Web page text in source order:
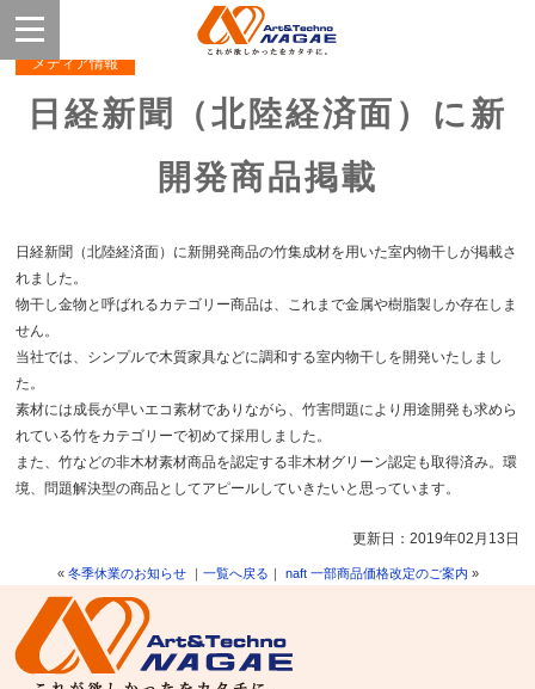
メディア情報
日経新聞（北陸経済面）に新
開発商品掲載
日経新聞（北陸経済面）に新開発商品の竹集成材を用いた室内物干しが掲載さ
れました。
物干し金物と呼ばれるカテゴリー商品は、これまで金属や樹脂製しか存在しま
せん。
当社では、シンプルで木質家具などに調和する室内物干しを開発いたしまし
た。
素材には成長が早いエコ素材でありながら、竹害問題により用途開発も求めら
れている竹をカテゴリーで初めて採用しました。
また、竹などの非木材素材商品を認定する非木材グリーン認定も取得済み。環
境、問題解決型の商品としてアピールしていきたいと思っています。
更新日：2019年02月13日
« 冬季休業のお知らせ｜ 一覧へ戻る ｜ naft 一部商品価格改定のご案内 »